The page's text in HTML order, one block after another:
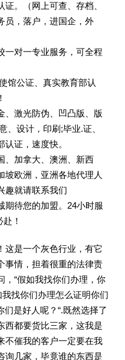
。（网上可查、存档、
员，落户，进国企，外
对一专业服务，可全程
馆公证、真实教育部认
激光防伪、凹凸版、版
、设计，印刷;毕业.证、
证，速度快。
加拿大、澳洲、新西
坡欧洲，亚洲各地代理人
趣就请联系我们
待您的加盟。24小时服
！
这是一个灰色行业，有它
事情，担着很重的法律责
，“假如我找你们办理，你
找你们办理怎么证明你们
们是好人呢？“.既然选择了
西都要货比三家，这我是
不催我的客户一定要在我
询几家，毕竟谁的东西是